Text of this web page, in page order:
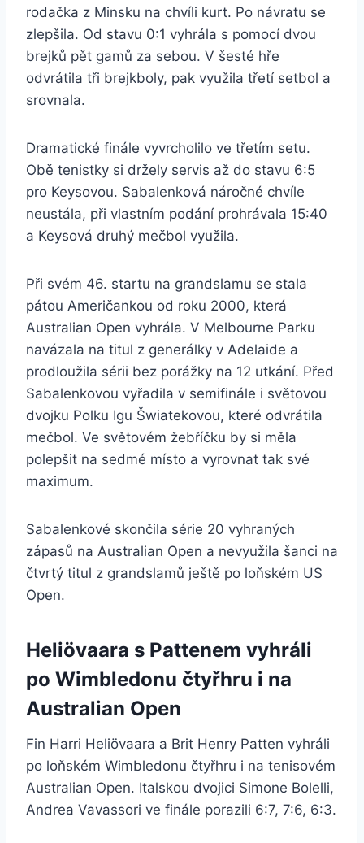
rodačka z Minsku na chvíli kurt. Po návratu se
zlepšila. Od stavu 0:1 vyhrála s pomocí dvou
brejků pět gamů za sebou. V šesté hře
odvrátila tři brejkboly, pak využila třetí setbol a
srovnala.
Dramatické finále vyvrcholilo ve třetím setu.
Obě tenistky si držely servis až do stavu 6:5
pro Keysovou. Sabalenková náročné chvíle
neustála, při vlastním podání prohrávala 15:40
a Keysová druhý mečbol využila.
Při svém 46. startu na grandslamu se stala
pátou Američankou od roku 2000, která
Australian Open vyhrála. V Melbourne Parku
navázala na titul z generálky v Adelaide a
prodloužila sérii bez porážky na 12 utkání. Před
Sabalenkovou vyřadila v semifinále i světovou
dvojku Polku Igu Šwiatekovou, které odvrátila
mečbol. Ve světovém žebříčku by si měla
polepšit na sedmé místo a vyrovnat tak své
maximum.
Sabalenkové skončila série 20 vyhraných
zápasů na Australian Open a nevyužila šanci na
čtvrtý titul z grandslamů ještě po loňském US
Open.
Heliövaara s Pattenem vyhráli
po Wimbledonu čtyřhru i na
Australian Open
Fin Harri Heliövaara a Brit Henry Patten vyhráli
po loňském Wimbledonu čtyřhru i na tenisovém
Australian Open. Italskou dvojici Simone Bolelli,
Andrea Vavassori ve finále porazili 6:7, 7:6, 6:3.